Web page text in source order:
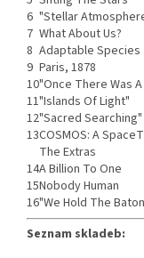
6 "Stellar
7 What About Us?
8 Adaptable Species
9 Paris, 1878
10"Once There Was
11"Islands Of Light"
12"Sacred Searching"
13COSMOS: A
The Extras
14A Billion To One
15Nobody Human
16"We Hold The
Seznam skladeb: